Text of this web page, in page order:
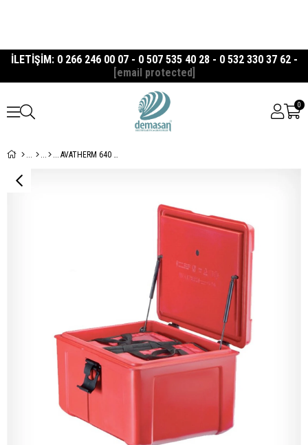
İLETİŞİM: 0 266 246 00 07 - 0 507 535 40 28 - 0 532 330 37 62 -
[email protected]
0
AVATHERM 640 Motor Arkası Taşıma Thermobox